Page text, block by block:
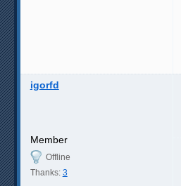
igorfd
Member
Offline
Thanks: 3